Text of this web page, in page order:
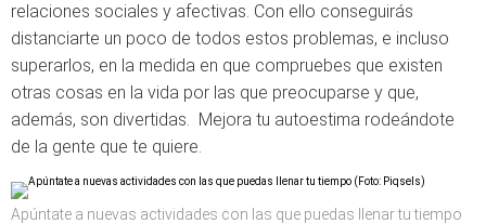
relaciones sociales y afectivas. Con ello conseguirás
distanciarte un poco de todos estos problemas, e incluso
superarlos, en la medida en que compruebes que existen
otras cosas en la vida por las que preocuparse y que,
además, son divertidas. Mejora tu autoestima rodeándote
de la gente que te quiere.
Apúntate a nuevas actividades con las que puedas llenar tu tiempo